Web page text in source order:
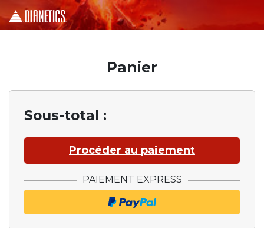
Panier
Sous-total :
Procéder au paiement
PAIEMENT EXPRESS